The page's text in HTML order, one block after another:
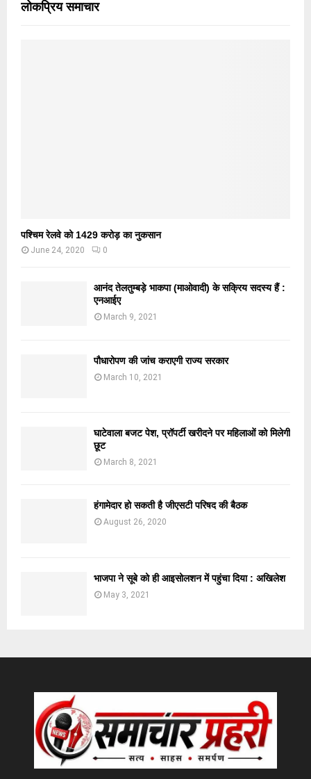
लोकप्रिय समाचार
पश्चिम रेलवे को 1429 करोड़ का नुकसान
June 24, 2020 0
आनंद तेलतुम्बड़े भाकपा (माओवादी) के सक्रिय सदस्य हैं :
एनआईए
March 9, 2021
पौधारोपण की जांच कराएगी राज्य सरकार
March 10, 2021
घाटेवाला बजट पेश, प्रॉपर्टी खरीदने पर महिलाओं को मिलेगी
छूट
March 8, 2021
हंगामेदार हो सकती है जीएसटी परिषद की बैठक
August 26, 2020
भाजपा ने सूबे को ही आइसोलशन में पहुंचा दिया : अखिलेश
May 3, 2021